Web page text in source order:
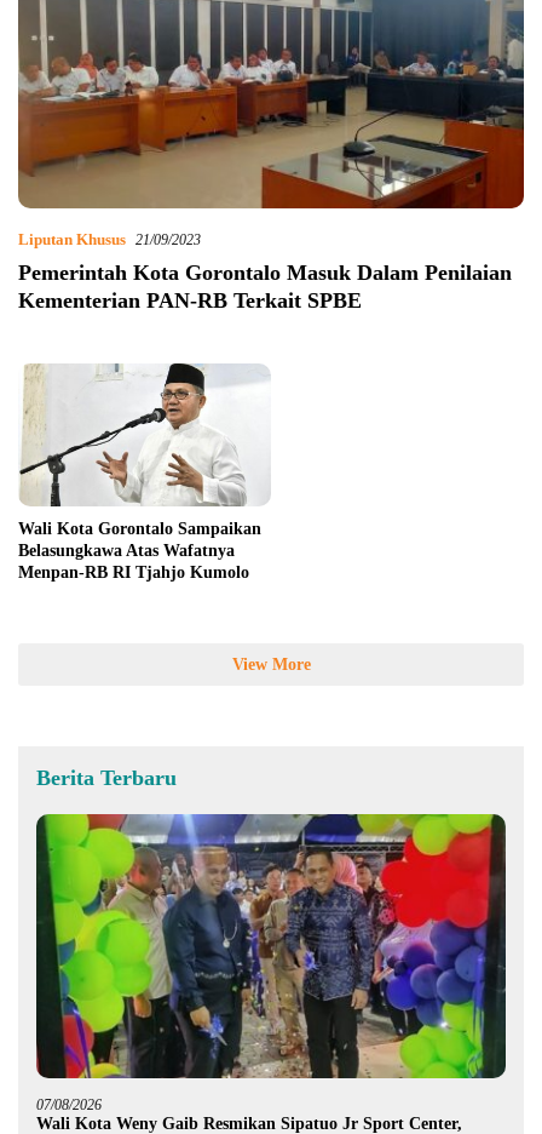
Liputan Khusus 21/09/2023
Pemerintah Kota Gorontalo Masuk Dalam Penilaian
Kementerian PAN-RB Terkait SPBE
Wali Kota Gorontalo Sampaikan
Belasungkawa Atas Wafatnya
Menpan-RB RI Tjahjo Kumolo
View More
Berita Terbaru
07/08/2026
Wali Kota Weny Gaib Resmikan Sipatuo Jr Sport Center,